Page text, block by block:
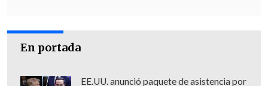
En portada
EE.UU. anunció paquete de asistencia por